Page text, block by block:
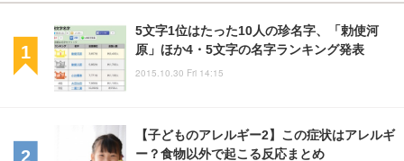
5文字1位はたった10人の珍名字、「勅使河
原」ほか4・5文字の名字ランキング発表
2015.10.30 Fri 14:15
【子どものアレルギー2】この症状はアレルギ
ー？食物以外で起こる反応まとめ